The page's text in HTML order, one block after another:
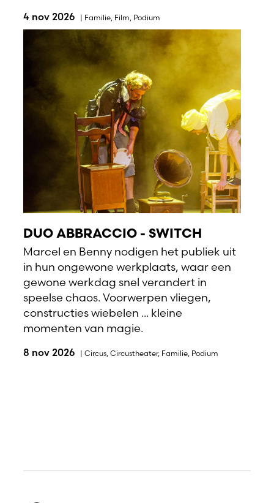
4 nov 2026 | Familie Film Podium
DUO ABBRACCIO - SWITCH
Marcel en Benny nodigen het publiek uit
in hun ongewone werkplaats, waar een
gewone werkdag snel verandert in
speelse chaos. Voorwerpen vliegen,
constructies wiebelen ... kleine
momenten van magie.
8 nov 2026 | Circus, Circustheater, Familie, Podium